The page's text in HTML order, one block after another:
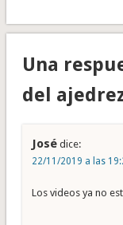
Una
del
José dice:
22/11/2019 a las
Los videos ya no